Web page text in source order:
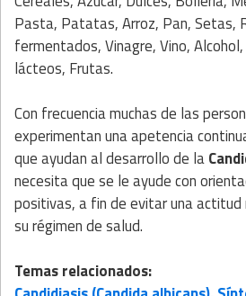
Pasta, Patatas, Arroz, Pan, Setas,
fermentados, Vinagre, Vino,
lácteos, Frutas.
Con frecuencia muchas de las
experimentan una apetencia
que ayudan al desarrollo de la
necesita que se le ayude con
positivas, a fin de evitar una
su régimen de salud.
Temas relacionados: